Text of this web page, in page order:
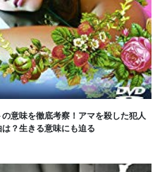
意味を徹底考察！アマを殺した犯人
？生きる意味にも迫る